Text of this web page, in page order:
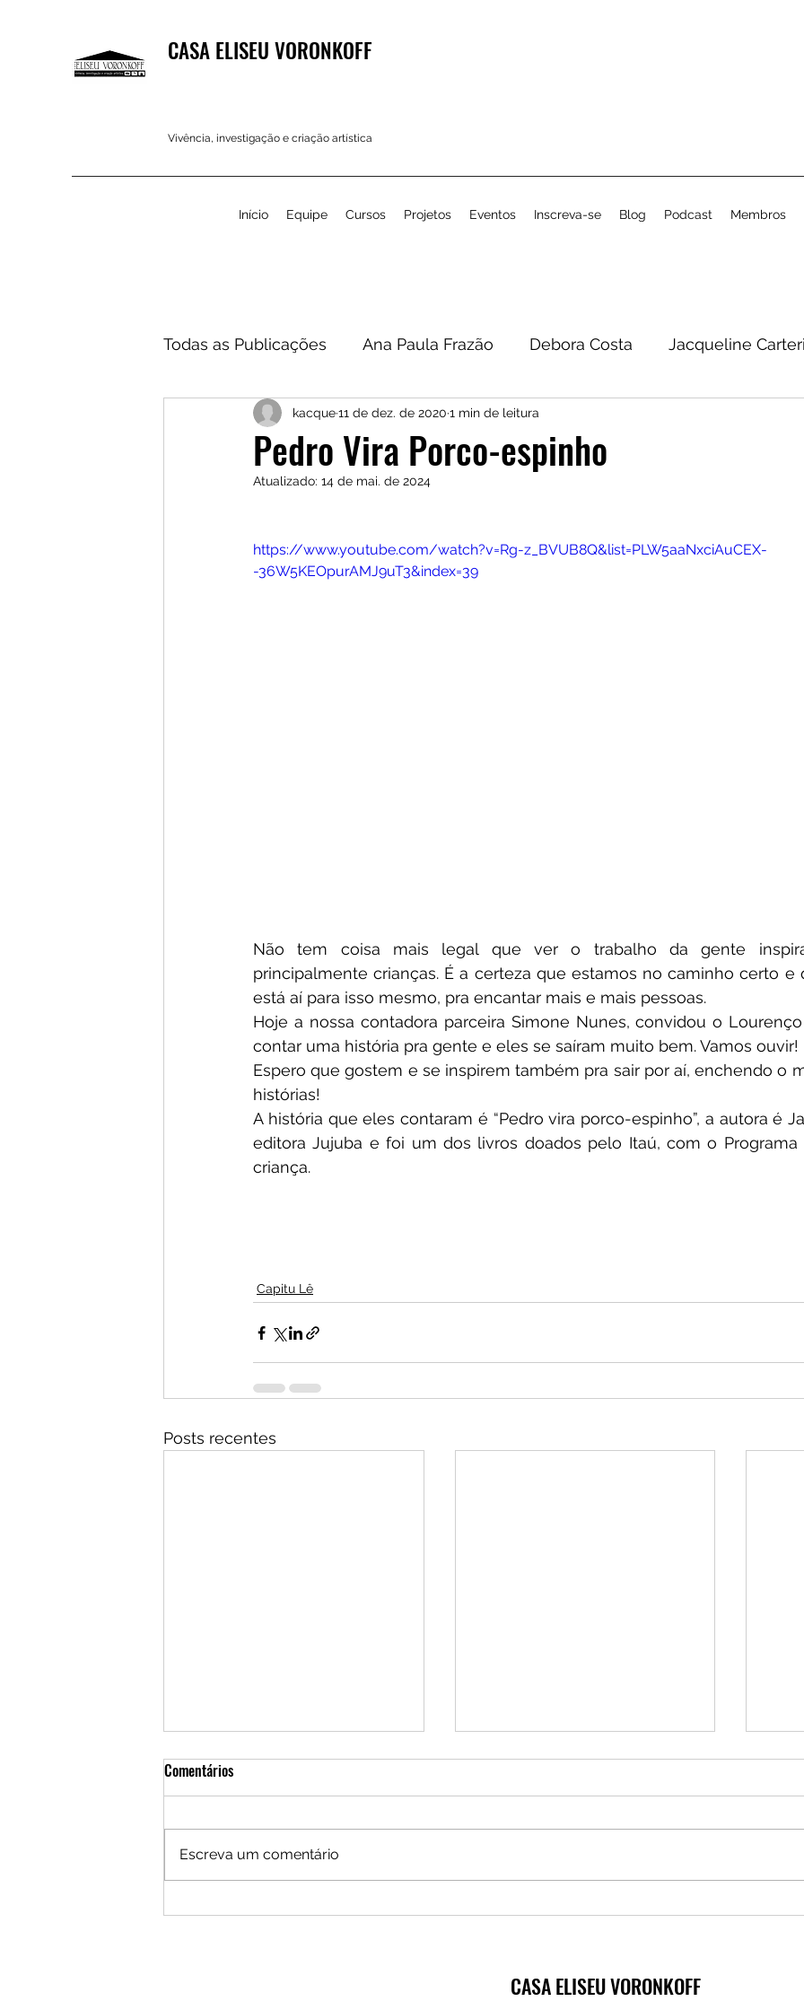
CASA ELISEU VORONKOFF
Vivência, investigação e criação artística
Início Equipe Cursos Projetos Eventos Inscreva-se Blog Podcast Membros
Todas as Publicações Ana Paula Frazão Debora Costa Jacqueline Carteri
Marlene Gonçalves Jhonny Castro O Mais Procurado de Araucária
Cineclube Gengibirra Dia a Dia
Gestão Cultural Independente
Pedro Vira Porco-espinho
kacque11 de dez. de 2020 1 min de leitura
Atualizado: 14 de mai. de 2024
https://www.youtube.com/watch?v=Rg-z_BVUB8Q&list=PLW5aaNxciAuCEX-
-36W5KEOpurAMJ9uT3&index=39
Não tem coisa mais legal que ver o trabalho da gente
principalmente crianças. É a certeza que estamos no caminho certo e
está aí para isso mesmo, pra encantar mais e mais pessoas.
Hoje a nossa contadora parceira Simone Nunes, convidou o
contar uma história pra gente e eles se saíram muito bem. Vamos ouvir!
Espero que gostem e se inspirem também pra sair por aí, enchendo o
histórias!
A história que eles contaram é “Pedro vira porco-espinho”, a autora é
editora Jujuba e foi um dos livros doados pelo Itaú, com o Programa
criança.
Capitu Lê
Posts recentes
Capitu lê
O Velho, o Menino e o Burro
Comentários
Escreva um comentário
CASA ELISEU VORONKOFF